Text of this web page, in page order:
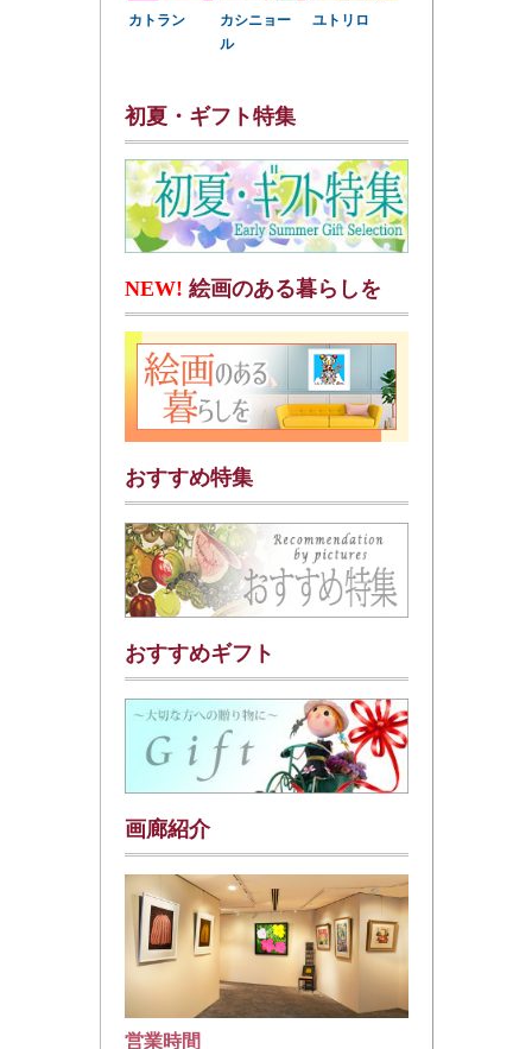
カトラン
カシニョー
ル
ユトリロ
初夏・ギフト特集
NEW! 絵画のある暮らしを
おすすめ特集
おすすめギフト
画廊紹介
営業時間